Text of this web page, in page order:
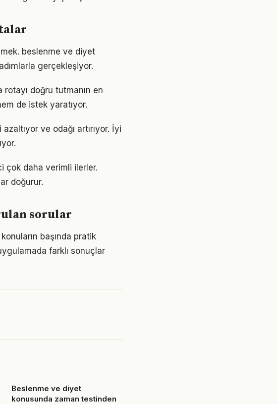
beslenme ve diyet
gerçekleşiyor.
doğru tutmanın en
de istek yaratıyor.
ve odağı artırıyor. İyi
çok daha verimli ilerler.
doğurur.
sorular
başında pratik
farklı sonuçlar
Beslenme ve diyet
konusunda zaman testinden